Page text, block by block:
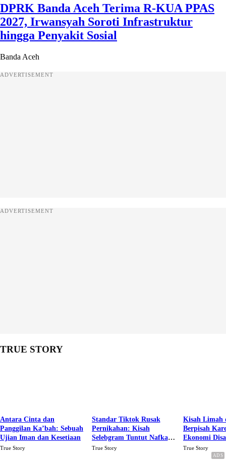
DPRK Banda Aceh Terima R-KUA PPAS
2027, Irwansyah Soroti Infrastruktur
hingga Penyakit Sosial
Banda Aceh
ADVERTISEMENT
ADVERTISEMENT
TRUE STORY
Antara Cinta dan
Panggilan Ka’bah: Sebuah
Ujian Iman dan Kesetiaan
True Story
Standar Tiktok Rusak
Pernikahan: Kisah
Selebgram Tuntut Nafkah
Rp.15 Juta Perbulan
True Story
Kisah Limah
Berpisah
Ekonomi
Karena Cinta
True Story